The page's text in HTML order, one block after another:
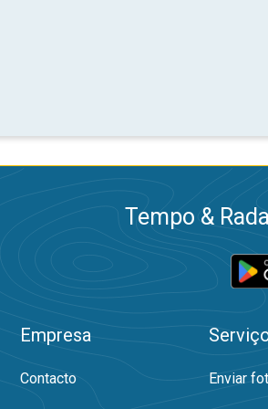
Tempo &
Empresa
Contacto Enviar